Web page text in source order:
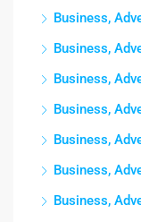
Business,
Business,
Business,
Business,
Business,
Business,
Business,